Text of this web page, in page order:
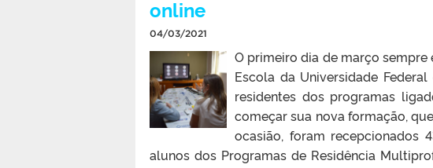
online
04/03/2021
O primeiro dia de março
Escola da Universidade
residentes dos programas
começar sua nova formação,
ocasião, foram recepcionados
alunos dos Programas de Residência